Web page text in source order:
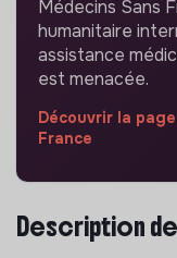
Médecins Sans
humanitaire
assistance
est menacée.
Découvrir la
France
Description